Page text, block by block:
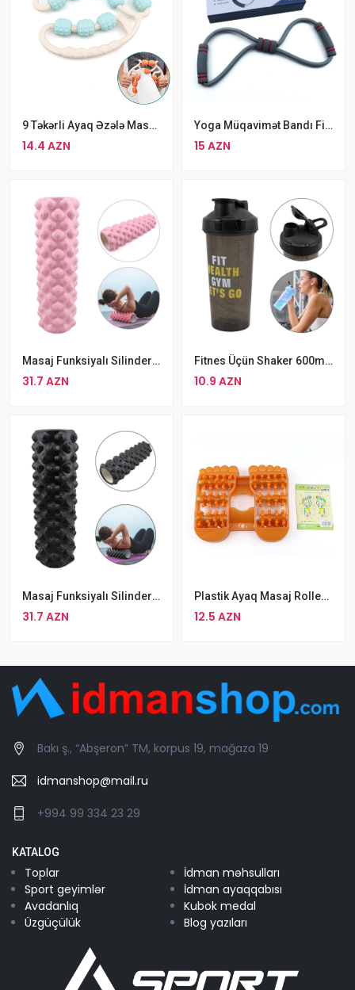
9 Təkərli Ayaq Əzələ Masaj Aləti
14.4 AZN
Yoga Müqavimət Bandı Fitness Rezin Espander
15 AZN
Masaj Funksiyalı Silinder 45sm Hündürlükdə Silinder Pink
31.7 AZN
Fitnes Üçün Shaker 600ml Tutuma Sahib Rengli Su Qabı
10.9 AZN
Masaj Funksiyalı Silinder 45sm Hündürlükdə Qara Rengli Silinder
31.7 AZN
Plastik Ayaq Masaj Rolleri Idman Mallari
12.5 AZN
Bakı ş., “Abşeron” TM, korpus 19, mağaza 19
idmanshop@mail.ru
+994 99 334 23 29
KATALOG
Toplar
İdman məhsulları
Sport geyimlər
İdman ayaqqabısı
Avadanlıq
Kubok medal
Üzgüçülük
Blog yazıları